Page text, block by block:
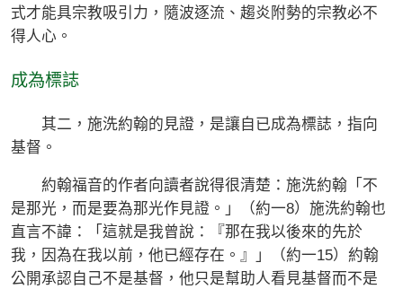
式才能具宗教吸引力，隨波逐流、趨炎附勢的宗教必不
得人心。
成為標誌
其二，施洗約翰的見證，是讓自已成為標誌，指向
基督。
約翰福音的作者向讀者說得很清楚：施洗約翰「不
是那光，而是要為那光作見證。」（約一8）施洗約翰也
直言不諱：「這就是我曾說：『那在我以後來的先於
我，因為在我以前，他已經存在。』」（約一15）約翰
公開承認自己不是基督，他只是幫助人看見基督而不是